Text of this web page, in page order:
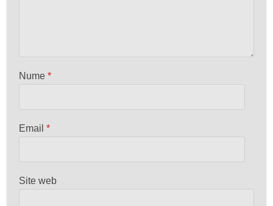
Nume*
Email*
Site web